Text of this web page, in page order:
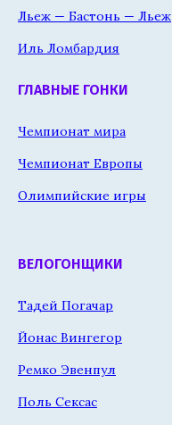
Льеж — Бастонь — Льеж
Иль Ломбардия
ГЛАВНЫЕ ГОНКИ
Чемпионат мира
Чемпионат Европы
Олимпийские игры
ВЕЛОГОНЩИКИ
Тадей Погачар
Йонас Вингегор
Ремко Эвенпул
Поль Сексас